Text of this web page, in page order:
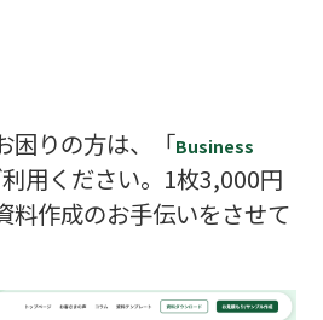
困りの方は、「Business
用ください。1枚3,000円
料作成のお手伝いをさせて